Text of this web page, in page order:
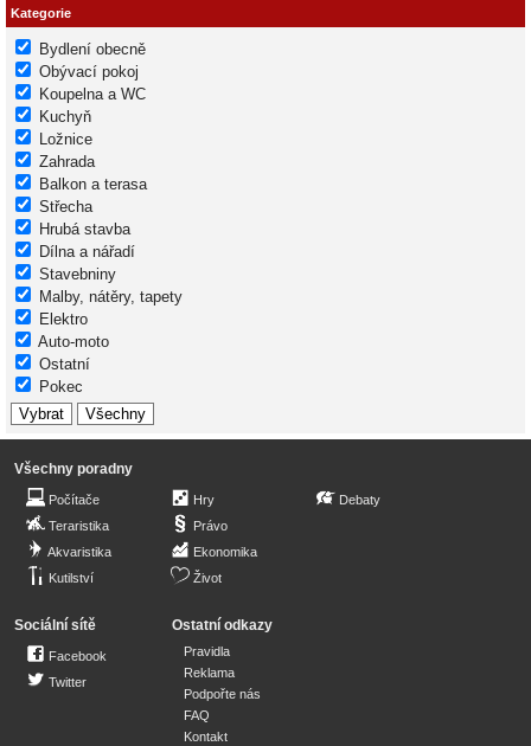
Kategorie
Bydlení obecně
Obývací pokoj
Koupelna a WC
Kuchyň
Ložnice
Zahrada
Balkon a terasa
Střecha
Hrubá stavba
Dílna a nářadí
Stavebniny
Malby, nátěry, tapety
Elektro
Auto-moto
Ostatní
Pokec
Všechny poradny
Počítače
Teraristika
Akvaristika
Kutilství
Hry
Právo
Ekonomika
Život
Debaty
Sociální sítě
Facebook
Twitter
Ostatní odkazy
Pravidla
Reklama
Podpořte nás
FAQ
Kontakt